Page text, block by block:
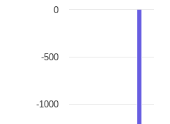
-1000
-500
0